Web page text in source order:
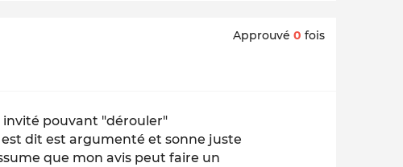
Approuvé 0 fois
invité pouvant "dérouler"
dit est argumenté et sonne juste
que mon avis peut faire un